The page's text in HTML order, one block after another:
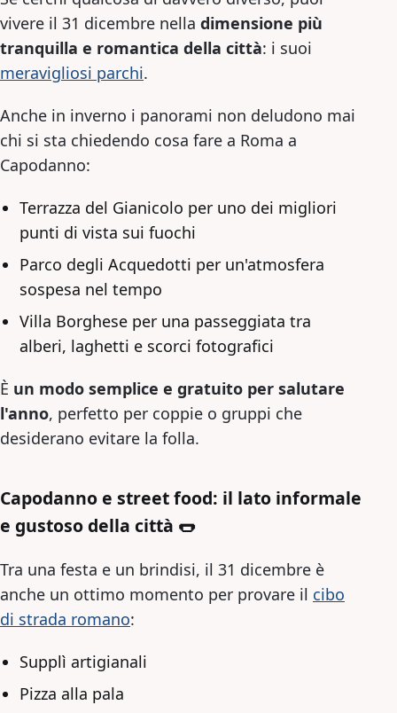
vivere il 31 dicembre nella dimensione più
tranquilla e romantica della città: i suoi
meravigliosi parchi.
Anche in inverno i panorami non deludono mai
chi si sta chiedendo cosa fare a Roma a
Capodanno:
Terrazza del Gianicolo per uno dei migliori
punti di vista sui fuochi
Parco degli Acquedotti per un'atmosfera
sospesa nel tempo
Villa Borghese per una passeggiata tra
alberi, laghetti e scorci fotografici
È un modo semplice e gratuito per salutare
l'anno, perfetto per coppie o gruppi che
desiderano evitare la folla.
Capodanno e street food: il lato informale
e gustoso della città 🌭
Tra una festa e un brindisi, il 31 dicembre è
anche un ottimo momento per provare il cibo
di strada romano:
Supplì artigianali
Pizza alla pala